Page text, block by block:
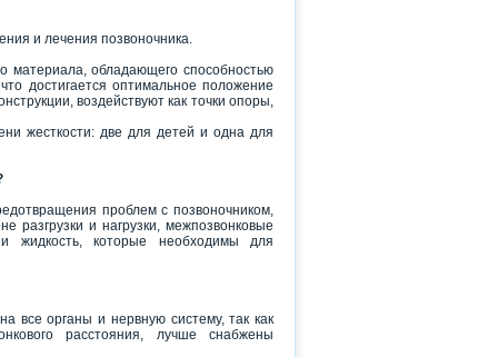
и лечения позвоночника.
материала, обладающего способностью
достигается оптимальное положение
воздействуют как точки опоры,
жесткости: две для детей и одна для
проблем с позвоночником,
разгрузки и нагрузки, межпозвонковые
жидкость, которые необходимы для
все органы и нервную систему, так как
расстояния, лучше снабжены